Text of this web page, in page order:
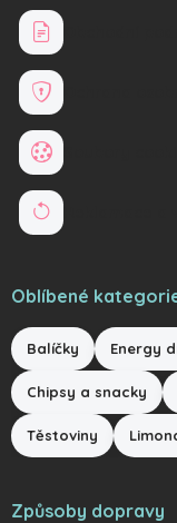
Oblíbené
Balíčky Energy
Chipsy a snacky
Těstoviny
Způsoby dopravy